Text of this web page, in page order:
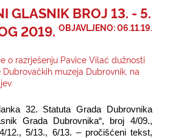
E-USLUGE
GLASNIK BROJ 13. - 5.
2019. OBJAVLJENO: 06.11.19.
o razrješenju Pavice Vilać dužnosti
muzeja Dubrovnik, na
32. Statuta Grada Dubrovnika
Grada Dubrovnika“, broj 4/09.,
12., 5/13., 6/13. – pročišćeni tekst,